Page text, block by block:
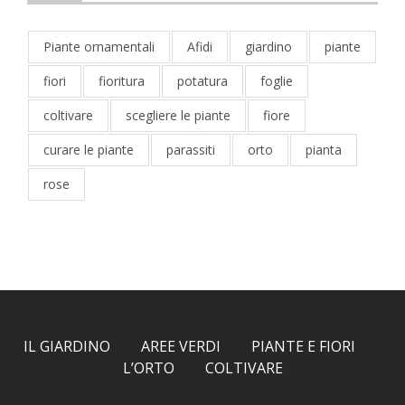
Piante ornamentali Afidi giardino
piante
fiori
fioritura potatura
foglie
coltivare
scegliere le piante
fiore
curare le piante
parassiti orto
pianta
rose
IL GIARDINO AREE VERDI
PIANTE E FIORI
L’ORTO
COLTIVARE